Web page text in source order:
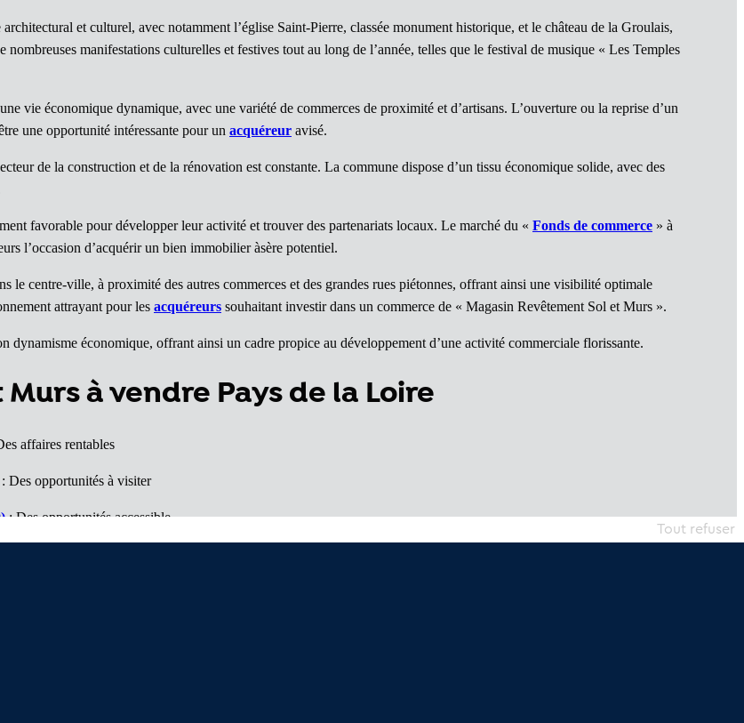
et culturel, avec notamment l’église Saint-Pierre, classée monument historique, et le château de la Groulais,
manifestations culturelles et festives tout au long de l’année, telles que le festival de musique « Les Temples
vie économique dynamique, avec une variété de commerces de proximité et d’artisans. L’ouverture ou la reprise d’un
une opportunité intéressante pour un acquéreur avisé.
de la construction et de la rénovation est constante. La commune dispose d’un tissu économique solide, avec des
favorable pour développer leur activité et trouver des partenariats locaux. Le marché du « Fonds de commerce » à
l’occasion d’acquérir un bien immobilier àsère potentiel.
le centre-ville, à proximité des autres commerces et des grandes rues piétonnes, offrant ainsi une visibilité optimale
attrayant pour les acquéreurs souhaitant investir dans un commerce de « Magasin Revêtement Sol et Murs ».
dynamisme économique, offrant ainsi un cadre propice au développement d’une activité commerciale florissante.
à vendre Pays de la Loire
affaires rentables
: Des opportunités à visiter
: Des opportunités accessible
Tout refuser